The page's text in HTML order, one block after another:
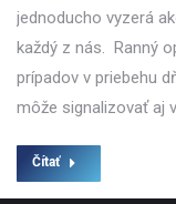
jednoducho vyzerá
každý z nás. Ranný
prípadov v priebehu
môže signalizovať aj
Čítať